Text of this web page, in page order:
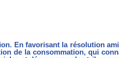
En favorisant la résolution
de la consommation, qui